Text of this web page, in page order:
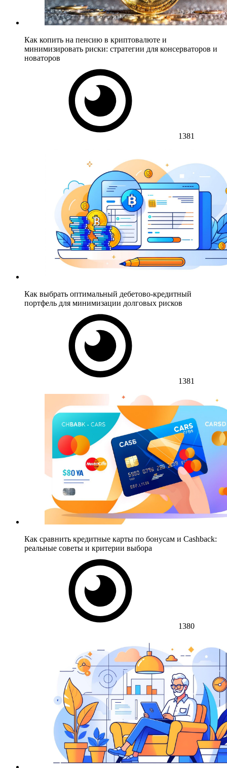
Как копить на пенсию в криптовалюте и
минимизировать риски: стратегии для консерваторов и
новаторов
1381
Как выбрать оптимальный дебетово-кредитный
портфель для минимизации долговых рисков
1381
Как сравнить кредитные карты по бонусам и Cashback:
реальные советы и критерии выбора
1380